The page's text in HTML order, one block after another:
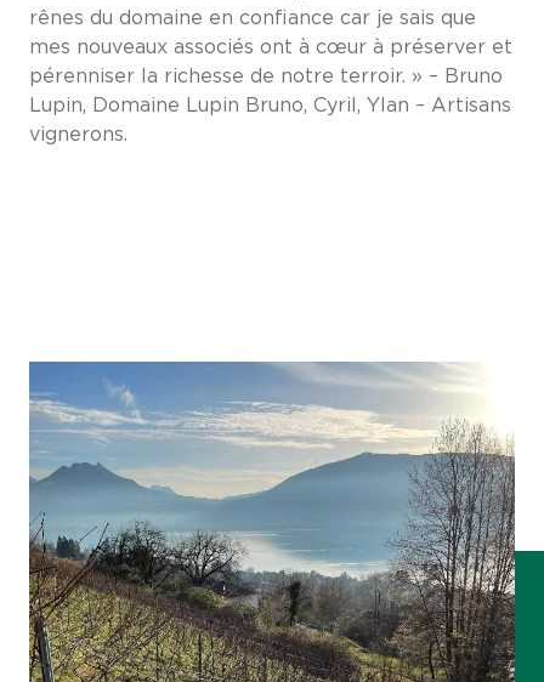
rênes du domaine en confiance car je sais que
mes nouveaux associés ont à cœur à préserver et
pérenniser la richesse de notre terroir. » – Bruno
Lupin, Domaine Lupin Bruno, Cyril, Ylan – Artisans
vignerons.